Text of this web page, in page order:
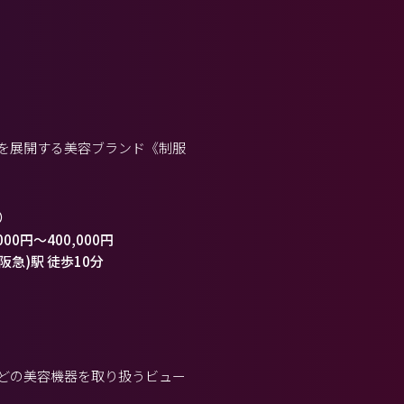
展開する美容ブランド《制服
円～400,000円
急)駅 徒歩10分
の美容機器を取り扱うビュー